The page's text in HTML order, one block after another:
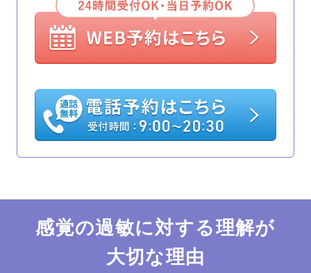
感覚の過敏に対する理解が
大切な理由